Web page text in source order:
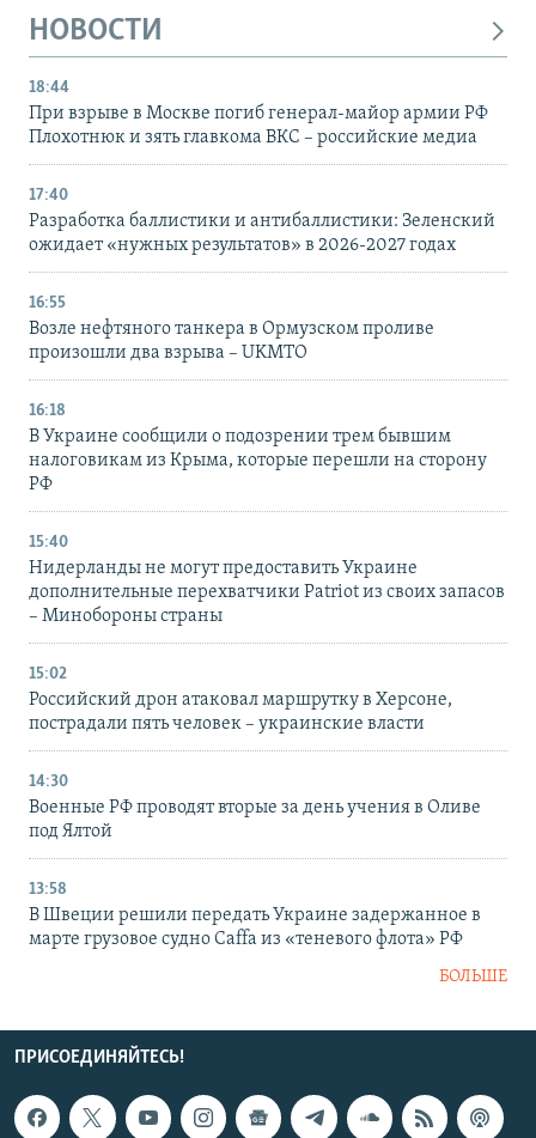
НОВОСТИ
18:44
При взрыве в Москве погиб генерал-майор армии РФ
Плохотнюк и зять главкома ВКС – российские медиа
17:40
Разработка баллистики и антибаллистики: Зеленский
ожидает «нужных результатов» в 2026-2027 годах
16:55
Возле нефтяного танкера в Ормузском проливе
произошли два взрыва – UKMTO
16:18
В Украине сообщили о подозрении трем бывшим
налоговикам из Крыма, которые перешли на сторону
РФ
15:40
Нидерланды не могут предоставить Украине
дополнительные перехватчики Patriot из своих запасов
– Минобороны страны
15:02
Российский дрон атаковал маршрутку в Херсоне,
пострадали пять человек – украинские власти
14:30
Военные РФ проводят вторые за день учения в Оливе
под Ялтой
13:58
В Швеции решили передать Украине задержанное в
марте грузовое судно Caffa из «теневого флота» РФ
БОЛЬШЕ
ПРИСОЕДИНЯЙТЕСЬ!